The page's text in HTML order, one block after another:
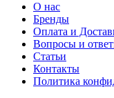
О нас
Бренды
Оплата и
Вопросы и
Статьи
Контакты
Политика